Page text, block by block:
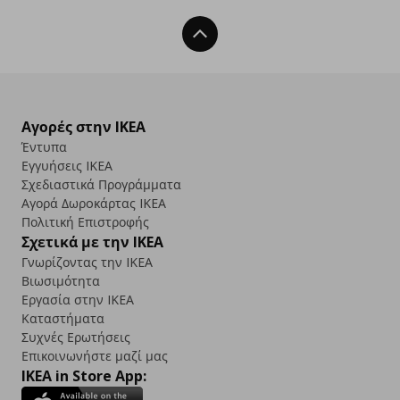
Back To Top
Αγορές στην IKEA
Έντυπα
Εγγυήσεις IKEA
Σχεδιαστικά Προγράμματα
Αγορά Δωρoκάρτας IKEA
Πολιτική Επιστροφής
Σχετικά με την IKEA
Γνωρίζοντας την IKEA
Βιωσιμότητα
Εργασία στην IKEA
Καταστήματα
Συχνές Ερωτήσεις
Επικοινωνήστε μαζί μας
IKEA in Store App: